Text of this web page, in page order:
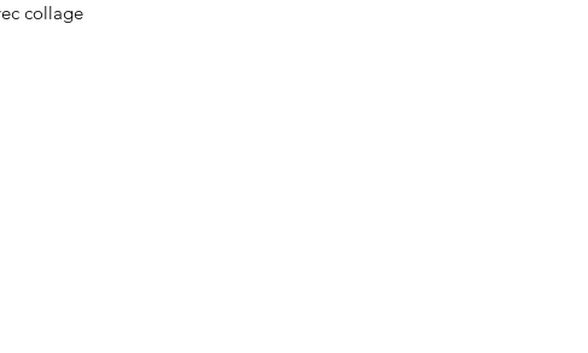
collage